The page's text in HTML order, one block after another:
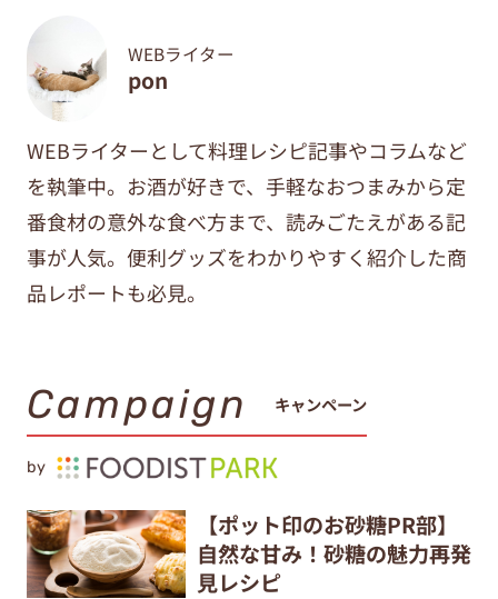
WEBライター
pon
WEBライターとして料理レシピ記事やコラムなど
を執筆中。 お酒が好きで、手軽なおつまみから定
番食材の意外な食べ方まで、 読みごたえがある記
事が人気。便利グッズをわかりやすく紹介した商
品レポートも必見。
Campaign キャンペーン
by
【ポット印のお砂糖PR部】
自然な甘み！砂糖の魅力再発
見レシピ